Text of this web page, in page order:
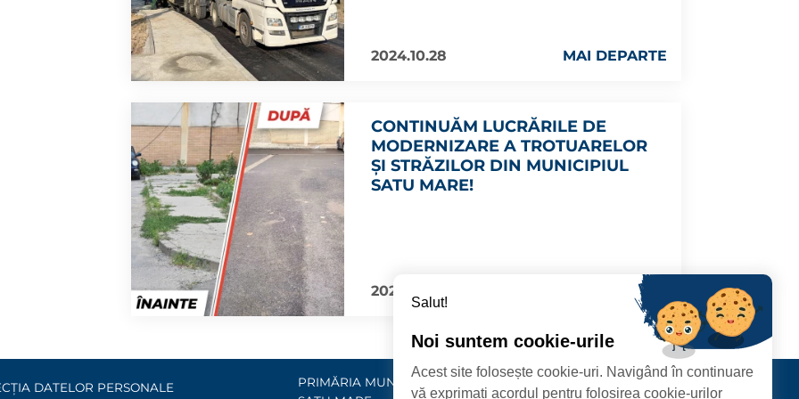
2024.10.28 MAI DEPARTE
CONTINUĂM LUCRĂRILE DE
MODERNIZARE A TROTUARELOR
ȘI STRĂZILOR DIN MUNICIPIUL
SATU MARE!
2024.10.08 MAI DEPARTE
DATELOR PERSONALE
PRIMĂRIA MUNICIPIULUI
Contact
Salut!
Noi suntem cookie-urile
Acest site folosește cookie-uri. Navigând în continuare
vă exprimați acordul pentru folosirea cookie-urilor